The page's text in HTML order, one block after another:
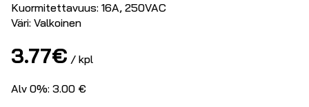
Kuormitettavuus: 16A, 250VAC
Väri: Valkoinen
3.77€ / kpl
Alv 0%: 3.00 €